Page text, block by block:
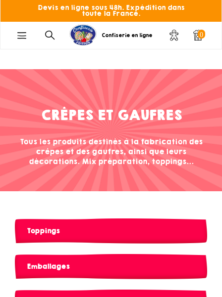
Devis en ligne sous 48h. Expédition dans
toute la France.
Confiserie en ligne 0
CRÊPES ET GAUFRES
Tous les produits destinés à la fabrication des
crêpes et des gaufres, ainsi que leurs
décorations. Mix préparation, toppings...
Toppings
Emballages